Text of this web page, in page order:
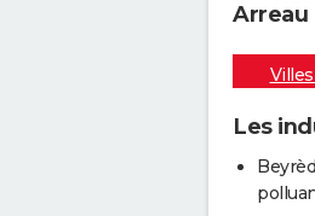
Arreau
Les